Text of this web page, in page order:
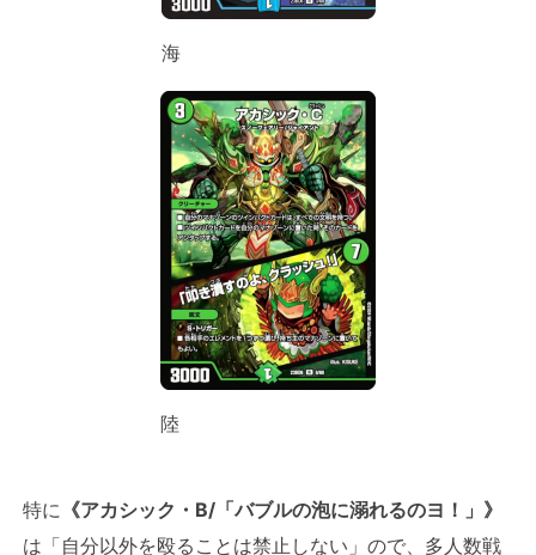
海
陸
特に 《アカシック・B/「バブルの泡に溺れるのヨ！」》
は「自分以外を殴ることは禁止しない」ので、多人数戦